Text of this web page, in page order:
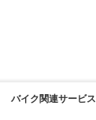
バイク関連サービス